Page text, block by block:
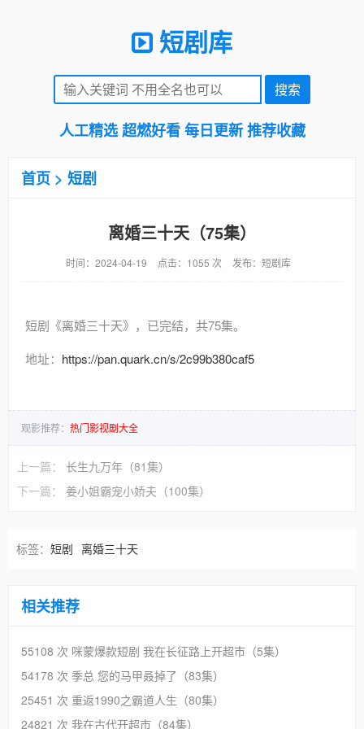
短剧库
人工精选 超燃好看 每日更新 推荐收藏
首页 > 短剧
离婚三十天（75集）
时间：2024-04-19 点击：1055 次 发布：短剧库
短剧《离婚三十天》，已完结，共75集。
地址： https://pan.quark.cn/s/2c99b380caf5
观影推荐： 热门影视剧大全
上一篇： 长生九万年（81集）
下一篇： 姜小姐霸宠小娇夫（100集）
标签： 短剧 离婚三十天
相关推荐
55108 次 咪蒙爆款短剧 我在长征路上开超市（5集）
54178 次 季总 您的马甲叒掉了（83集）
25451 次 重返1990之霸道人生（80集）
24821 次 我在古代开超市（84集）